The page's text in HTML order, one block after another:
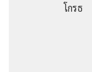
โกรธ